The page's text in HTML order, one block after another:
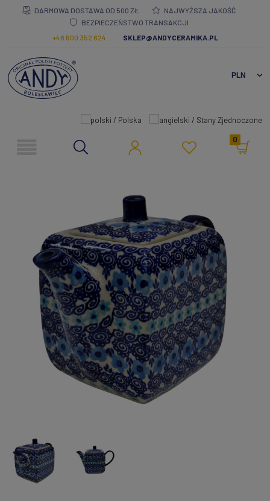
DARMOWA DOSTAWA OD 500 ZŁ
NAJWYŻSZA JAKOŚĆ
BEZPIECZEŃSTWO TRANSAKCJI
+48 600 352 624
SKLEP@ANDYCERAMIKA.PL
0